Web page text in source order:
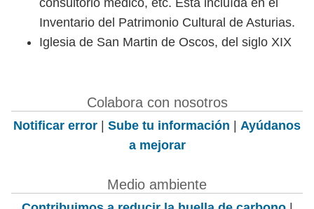
Inventario del Patrimonio Cultural de Asturias.
Iglesia de San Martin de Oscos, del siglo XIX
Colabora con nosotros
Notificar error | Sube tu información | Ayúdanos
a mejorar
Medio ambiente